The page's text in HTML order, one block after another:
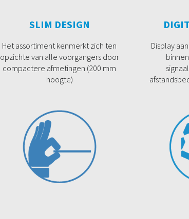
SLIM DESIGN
Het assortiment kenmerkt zich ten
opzichte van alle voorgangers door
compactere afmetingen (200 mm
hoogte)
Display